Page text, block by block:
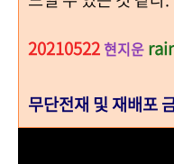
20210522 현지운
무단전재 및 재배포